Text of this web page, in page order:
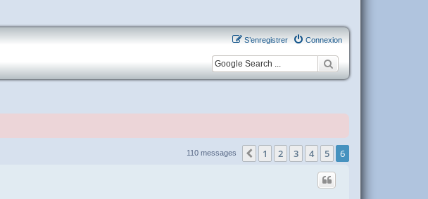
Connexion
S’enregistrer
110 messages Précédente
1 2 3 4 5 6